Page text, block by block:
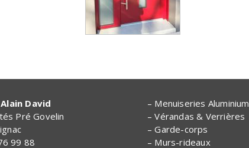
David
Pré Govelin
99 88
– Menuiseries Aluminium
– Vérandas & Verrières
– Garde-corps
– Murs-rideaux